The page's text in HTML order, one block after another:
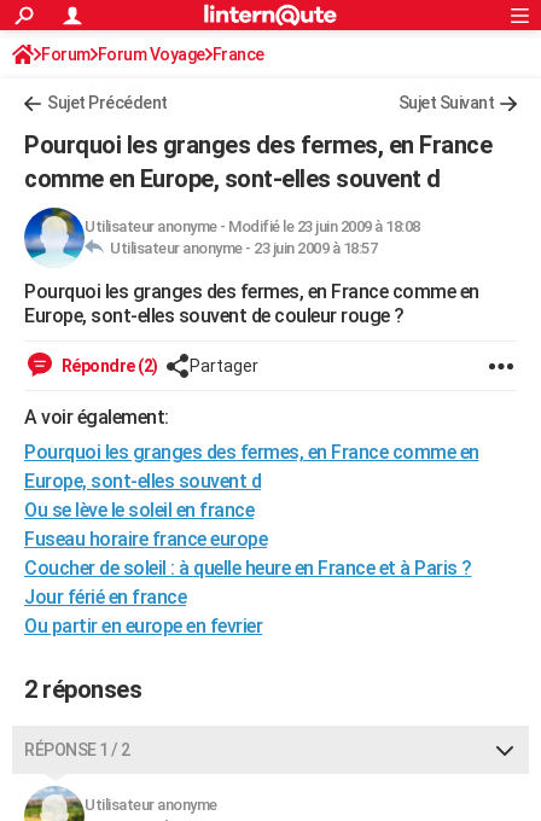
ACTUALITÉS
Politique
Société
Faits Divers
Education
Monde
Villes
+
FINANCE
Retraite
Impôts
Epargne
Immobilier
Risques naturels par ville
Banque
Assurance
Crédit
AUTO
Essais
Réserver un essai
Citadines
Berlines
SUV
Forum auto
HIGH-TECH
Mobiles
Meilleur smartphone
Internet
Ordinateurs
Jeux vidéo
Guide high-tech
BRICOLAGE
Forum
Aménagement intérieur
Extérieur
Cuisine
Salle de bains
Jardinage
Rangement
WEEK-END
Guides de France
Escapades
Patrimoine
Expositions
Musées
Week-end nature
+LIFESTYLE
Art de vivre
Bien-être
Loisirs
Mode
Modes de vie
SANTE
Alimentation
Guide de la santé
Maladies
Médicaments
Sommeil
VOYAGE
Destinations
City break
Voyage nature
Voyage de noces
Forum
Climat
+PHOTO
GUIDES D'ACHAT
Carte de Noël
Carte Bonne année
Carte Saint-Valentin
Carte Pâques
Carte d'anniversaire
Dictionnaire
Biographies
Citations
Expressions
Proverbes
PROGRAMME TV
S'inscrire
Connexion
Forum Forum Voyage France
Sujet Précédent Sujet Suivant
Pourquoi les granges des fermes, en France
comme en Europe, sont-elles souvent d
Utilisateur anonyme- Modifié le 23 juin 2009 à 18:08
Utilisateur anonyme - 23 juin 2009 à 18:57
Pourquoi les granges des fermes, en France comme en
Europe, sont-elles souvent de couleur rouge ?
Répondre (2) Partager
A voir également:
Pourquoi les granges des fermes, en France comme en
Europe, sont-elles souvent d
Ou se lève le soleil en france
Fuseau horaire france europe
Coucher de soleil : à quelle heure en France et à Paris ?
Jour férié en france
Ou partir en europe en fevrier
2 réponses
RÉPONSE 1 / 2
Utilisateur anonyme